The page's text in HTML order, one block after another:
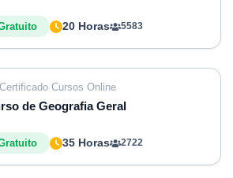
20 Horas 5583
Certificado Cursos Online
de Geografia Geral
35 Horas 2722